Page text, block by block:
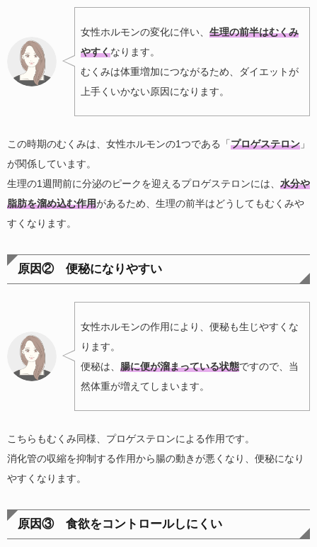
女性ホルモンの変化に伴い、 生理の前半はむくみ
やすくなります。
むくみは体重増加につながるため、ダイエットが
上手くいかない原因になります。
この時期のむくみは、女性ホルモンの1つである「プロゲステロン 」
が関係しています。
生理の1週間前に分泌のピークを迎えるプロゲステロンには、 水分や
脂肪を溜め込む作用があるため、生理の前半はどうしてもむくみや
すくなります。
原因② 便秘になりやすい
女性ホルモンの作用により、便秘も生じやすくな
ります。
便秘は、 腸に便が溜まっている状態ですので、当
然体重が増えてしまいます。
こちらもむくみ同様、プロゲステロンによる作用です。
消化管の収縮を抑制する作用から腸の動きが悪くなり、便秘になり
やすくなります。
原因③ 食欲をコントロールしにくい